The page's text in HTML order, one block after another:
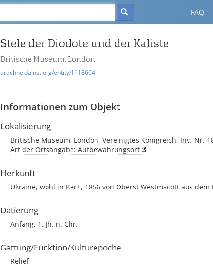
FAQ
Stele der Diodote und der Kaliste
Britische Museum, London
arachne.dainst.org/entity/1118664
Informationen zum Objekt
Lokalisierung
Britische Museum, London, Vereinigtes Königreich, Inv.-Nr.
Art der Ortsangabe: Aufbewahrungsort
Herkunft
Ukraine, wohl in Ker±, 1856 von Oberst Westmacott aus
Datierung
Anfang, 1. Jh. n. Chr.
Gattung/Funktion/Kulturepoche
Relief